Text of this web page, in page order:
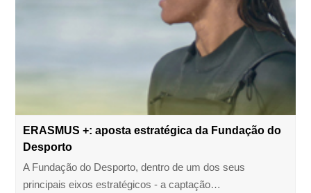
ERASMUS +: aposta estratégica da Fundação do
Desporto
A Fundação do Desporto, dentro de um dos seus
principais eixos estratégicos - a captação…